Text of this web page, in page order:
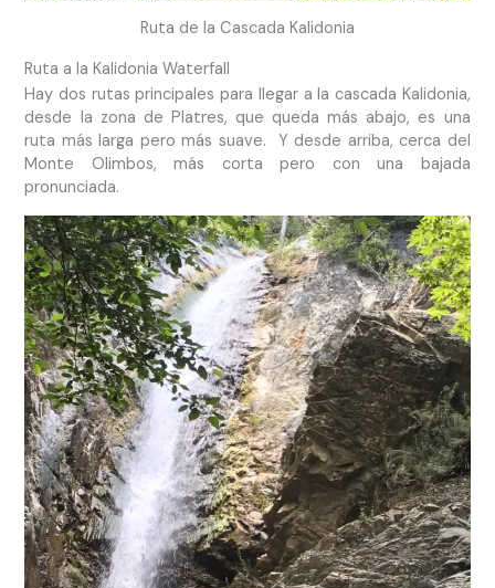
Ruta de la Cascada Kalidonia
Ruta a la Kalidonia Waterfall
Hay dos rutas principales para llegar a la cascada Kalidonia,
desde la zona de Platres, que queda más abajo, es una
ruta más larga pero más suave. Y desde arriba, cerca del
Monte Olimbos, más corta pero con una bajada
pronunciada.